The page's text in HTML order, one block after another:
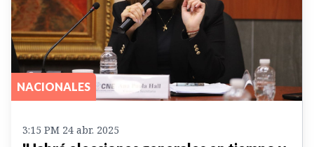
NACIONALES
3:15 PM 24 abr. 2025